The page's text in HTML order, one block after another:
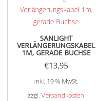
SANLIGHT
VERLÄNGERUNGSKABEL
1M, GERADE BUCHSE
€13,95
inkl. 19 % MwSt.
zzgl.Versandkosten